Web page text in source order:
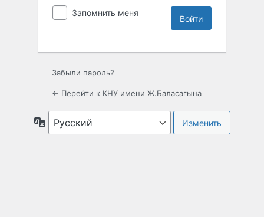
Запомнить меня
Забыли пароль?
← Перейти к КНУ имени Ж.Баласагына
Язык